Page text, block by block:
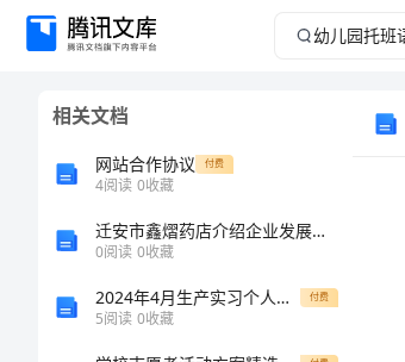
幼
相关文档
网站合作协议 付费
4阅读 0收藏
迁安市鑫熠药店介绍企业发展分析报告
0阅读 0收藏
2024年4月生产实习个人工作总结范文 付费
5阅读 0收藏